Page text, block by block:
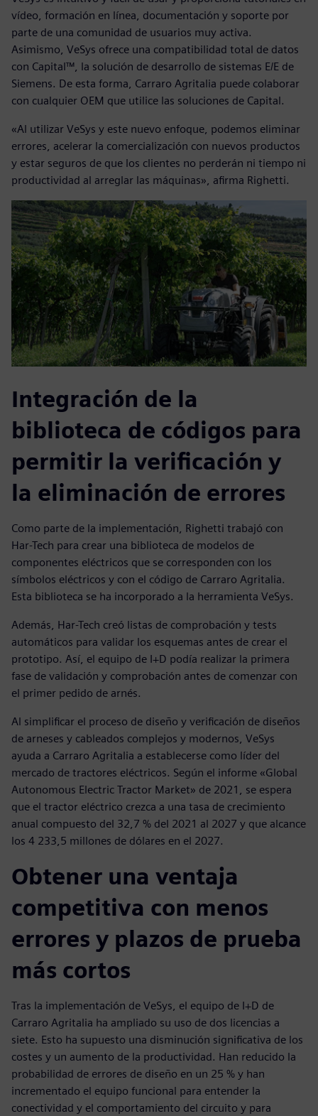
vídeo, formación en línea, documentación y soporte por
parte de una comunidad de usuarios muy activa.
Asimismo, VeSys ofrece una compatibilidad total de datos
con Capital™, la solución de desarrollo de sistemas E/E de
Siemens. De esta forma, Carraro Agritalia puede colaborar
con cualquier OEM que utilice las soluciones de Capital.
«Al utilizar VeSys y este nuevo enfoque, podemos eliminar
errores, acelerar la comercialización con nuevos productos
y estar seguros de que los clientes no perderán ni tiempo ni
productividad al arreglar las máquinas», afirma Righetti.
Integración de la
biblioteca de códigos para
permitir la verificación y
la eliminación de errores
Como parte de la implementación, Righetti trabajó con
Har-Tech para crear una biblioteca de modelos de
componentes eléctricos que se corresponden con los
símbolos eléctricos y con el código de Carraro Agritalia.
Esta biblioteca se ha incorporado a la herramienta VeSys.
Además, Har-Tech creó listas de comprobación y tests
automáticos para validar los esquemas antes de crear el
prototipo. Así, el equipo de I+D podía realizar la primera
fase de validación y comprobación antes de comenzar con
el primer pedido de arnés.
Al simplificar el proceso de diseño y verificación de diseños
de arneses y cableados complejos y modernos, VeSys
ayuda a Carraro Agritalia a establecerse como líder del
mercado de tractores eléctricos. Según el informe «Global
Autonomous Electric Tractor Market» de 2021, se espera
que el tractor eléctrico crezca a una tasa de crecimiento
anual compuesto del 32,7 % del 2021 al 2027 y que alcance
los 4 233,5 millones de dólares en el 2027.
Obtener una ventaja
competitiva con menos
errores y plazos de prueba
más cortos
Tras la implementación de VeSys, el equipo de I+D de
Carraro Agritalia ha ampliado su uso de dos licencias a
siete. Esto ha supuesto una disminución significativa de los
costes y un aumento de la productividad. Han reducido la
probabilidad de errores de diseño en un 25 % y han
incrementado el equipo funcional para entender la
conectividad y el comportamiento del circuito y para